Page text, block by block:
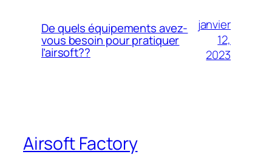
De quels équipements avez-
vous besoin pour pratiquer
l’airsoft??
janvier
12,
2023
Airsoft Factory